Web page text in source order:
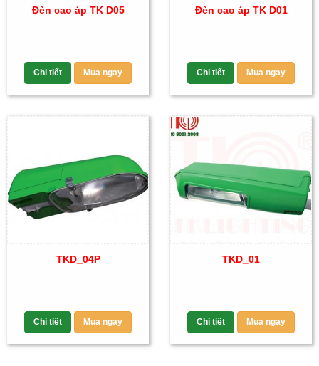
Đèn cao áp TK D05
Chi tiết Mua ngay
Đèn cao áp TK D01
Chi tiết Mua ngay
TKD_04P
Chi tiết Mua ngay
TKD_01
Chi tiết Mua ngay